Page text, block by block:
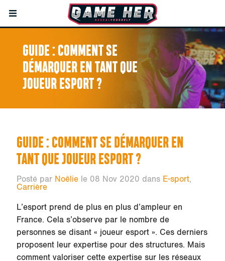
GUIDE : COMMENT SE
DÉMARQUER EN TANT QUE
JOUEUR ESPORT ?
GUIDE : COMMENT SE DÉMARQUER EN
TANT QUE JOUEUR ESPORT ?
Posté par Noëliele 08 Nov 2020 dans E-sport,
Carrière
L’esport prend de plus en plus d’ampleur en
France. Cela s’observe par le nombre de
personnes se disant « joueur esport ». Ces derniers
proposent leur expertise pour des structures. Mais
comment valoriser cette expertise sur les réseaux